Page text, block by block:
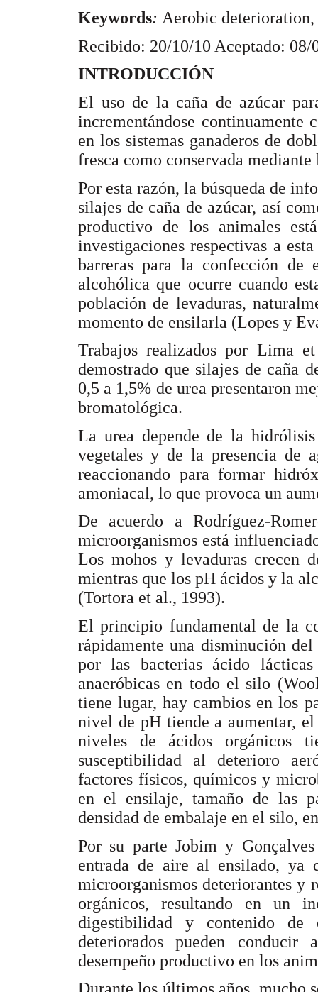
Keywords: Aerobic deterioration,
Recibido: 20/10/10 Aceptado: 08/
INTRODUCCIÓN
El uso de la caña de azúcar
incrementándose continuamente
en los sistemas ganaderos de
fresca como conservada
Por esta razón, la búsqueda de
silajes de caña de azúcar, así
productivo de los animales
investigaciones respectivas a
barreras para la confección de
alcohólica que ocurre cuando
población de levaduras,
momento de ensilarla (Lopes y
Trabajos realizados por Lima
demostrado que silajes de caña
0,5 a 1,5% de urea presentaron
bromatológica.
La urea depende de la
vegetales y de la presencia de
reaccionando para formar
amoniacal, lo que provoca un
De acuerdo a Rodríguez-
microorganismos está
Los mohos y levaduras crecen
mientras que los pH ácidos y la
(Tortora et al., 1993).
El principio fundamental de la
rápidamente una disminución
por las bacterias ácido
anaeróbicas en todo el silo
tiene lugar, hay cambios en los
nivel de pH tiende a aumentar,
niveles de ácidos orgánicos
susceptibilidad al deterioro
factores físicos, químicos y
en el ensilaje, tamaño de las
densidad de embalaje en el silo,
Por su parte Jobim y
entrada de aire al ensilado, ya
microorganismos deteriorantes y
orgánicos, resultando en un
digestibilidad y contenido de
deteriorados pueden conducir
desempeño productivo en los